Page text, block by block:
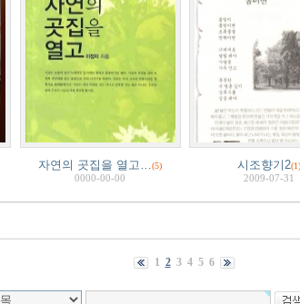
자연의 곳집을 열고…(5)
0000-00-00
시조향기2(1)
2009-07-31
1 2 3 4 5 6